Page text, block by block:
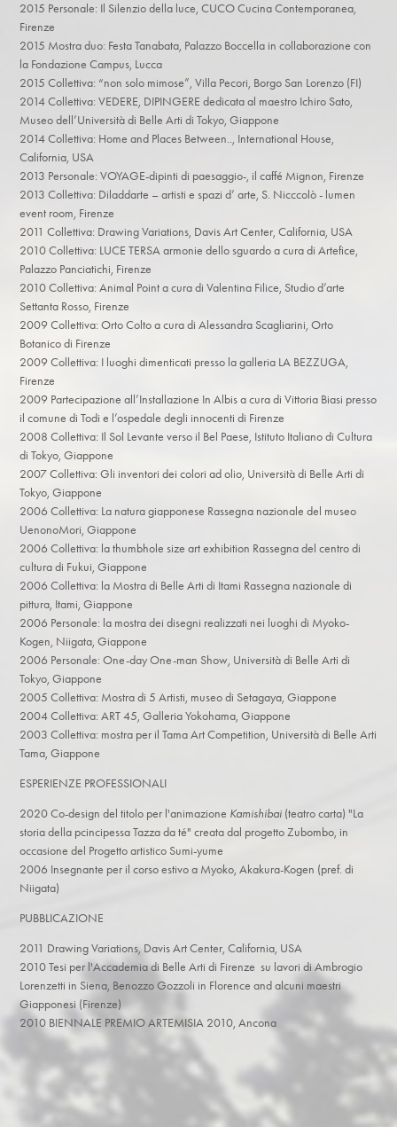
2015 Personale: Il Silenzio della luce, CUCO Cucina Contemporanea,
Firenze
2015 Mostra duo: Festa Tanabata, Palazzo Boccella in collaborazione con
la Fondazione Campus, Lucca
2015 Collettiva: “non solo mimose”, Villa Pecori, Borgo San Lorenzo (FI)
2014 Collettiva: VEDERE, DIPINGERE dedicata al maestro Ichiro Sato,
Museo dell’Università di Belle Arti di Tokyo, Giappone
2014 Collettiva: Home and Places Between.., International House,
California, USA
2013 Personale: VOYAGE-dipinti di paesaggio-, il caffé Mignon, Firenze
2013 Collettiva: Diladdarte – artisti e spazi d’ arte, S. Nicccolò - lumen
event room, Firenze
2011 Collettiva: Drawing Variations, Davis Art Center, California, USA
2010 Collettiva: LUCE TERSA armonie dello sguardo a cura di Artefice,
Palazzo Panciatichi, Firenze
2010 Collettiva: Animal Point a cura di Valentina Filice, Studio d’arte
Settanta Rosso, Firenze
2009 Collettiva: Orto Colto a cura di Alessandra Scagliarini, Orto
Botanico di Firenze
2009 Collettiva: I luoghi dimenticati presso la galleria LA BEZZUGA,
Firenze
2009 Partecipazione all’Installazione In Albis a cura di Vittoria Biasi presso
il comune di Todi e l’ospedale degli innocenti di Firenze
2008 Collettiva: Il Sol Levante verso il Bel Paese, Istituto Italiano di Cultura
di Tokyo, Giappone
2007 Collettiva: Gli inventori dei colori ad olio, Università di Belle Arti di
Tokyo, Giappone
2006 Collettiva: La natura giapponese Rassegna nazionale del museo
UenonoMori, Giappone
2006 Collettiva: la thumbhole size art exhibition Rassegna del centro di
cultura di Fukui, Giappone
2006 Collettiva: la Mostra di Belle Arti di Itami Rassegna nazionale di
pittura, Itami, Giappone
2006 Personale: la mostra dei disegni realizzati nei luoghi di Myoko-
Kogen, Niigata, Giappone
2006 Personale: One-day One-man Show, Università di Belle Arti di
Tokyo, Giappone
2005 Collettiva: Mostra di 5 Artisti, museo di Setagaya, Giappone
2004 Collettiva: ART 45, Galleria Yokohama, Giappone
2003 Collettiva: mostra per il Tama Art Competition, Università di Belle Arti
Tama, Giappone​
ESPERIENZE PROFESSIONALI
2020 Co-design del titolo per l'animazione Kamishibai (teatro carta) "La
storia della pcincipessa Tazza da té" creata dal progetto Zubombo, in
occasione del Progetto artistico Sumi-yume
2006 Insegnante per il corso estivo a Myoko, Akakura-Kogen (pref. di
Niigata)
PUBBLICAZIONE
2011 Drawing Variations, Davis Art Center, California, USA
2010 Tesi per l'Accademia di Belle Arti di Firenze su lavori di Ambrogio
Lorenzetti in Siena, Benozzo Gozzoli in Florence and alcuni maestri
Giapponesi (Firenze)
2010 BIENNALE PREMIO ARTEMISIA 2010, Ancona